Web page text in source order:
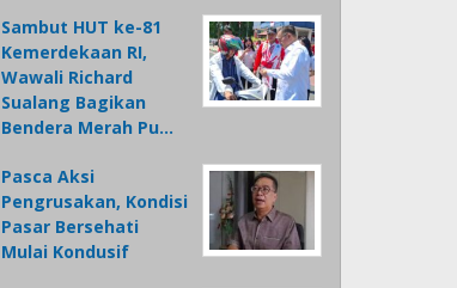
Sambut HUT ke-81
Kemerdekaan RI,
Wawali Richard
Sualang Bagikan
Bendera Merah Pu…
Pasca Aksi
Pengrusakan, Kondisi
Pasar Bersehati
Mulai Kondusif